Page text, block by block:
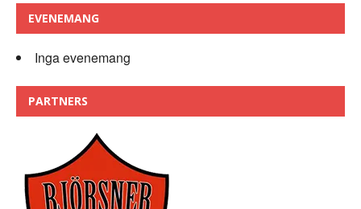
EVENEMANG
Inga evenemang
PARTNERS